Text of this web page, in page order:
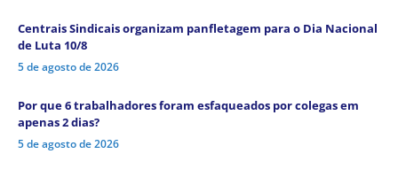
Centrais Sindicais organizam panfletagem para o Dia Nacional
de Luta 10/8
5 de agosto de 2026
Por que 6 trabalhadores foram esfaqueados por colegas em
apenas 2 dias?
5 de agosto de 2026